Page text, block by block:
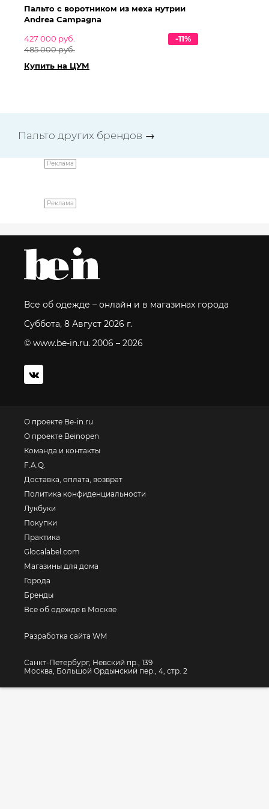
Пальто с воротником из меха нутрии
Andrea Campagna
427 000 руб.
485 000 руб.
-11%
Купить на ЦУМ
Пальто других брендов →
Реклама
Реклама
Все об одежде – онлайн и в магазинах города
Суббота, 8 Август 2026 г.
© www.be-in.ru. 2006 – 2026
О проекте Be-in.ru
О проекте Beinopen
Команда и контакты
F.A.Q.
Доставка, оплата, возврат
Политика конфиденциальности
Лукбуки
Покупки
Практика
Glocalabel.com
Магазины для дома
Города
Бренды
Все об одежде в Москве
Разработка сайта WM
Санкт-Петербург, Невский пр., 139
Москва, Большой Ордынский пер., 4, стр. 2